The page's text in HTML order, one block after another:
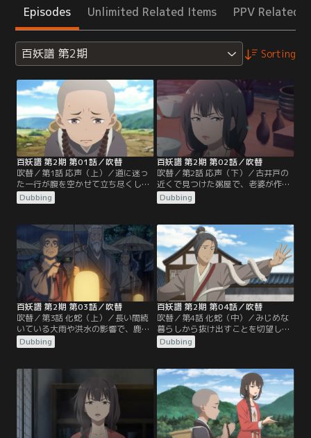
Episodes Unlimited Related Items PPV Related
百妖譜 第2期 Sorting
百妖譜 第2期 第01話／吹替
吹替／第1話 応声（上）／道に迷っ
た一行が腹を空かせて立ち尽くして
いると、突然空から落ちてきた鳥が
桃夭（とうよう）の頭を直撃する。
ん）が慌ててやってきて、獲物をぶ
つけてしまったお詫びにと町で食事
をご馳走してくれることに。町への
道中、川で人が流されていると騒ぎ
が起こっていた。
Dubbing
百妖譜 第2期 第02話／吹替
吹替／第2話 応声（下）／古井戸の
近くで見つけた粥屋で、老婆が作る
粥をほおばっていた磨牙（まが）と
柳（りゅう）公子。その様子は段々
を食べるよう要求し始める。桃夭は
手相を見ると言って老婆を隣に座ら
せると、「あなたは死んでるはず」
と言い放ち鈴を鳴らす。はじめは否
定していた老婆は次第にもがき苦し
み…。
Dubbing
百妖譜 第2期 第03話／吹替
吹替／第3話 化蛇（上）／長い間続
いている大雨や洪水の影響で、鹿門
（ろくもん）寺は浸水の危機に見舞
われていた。空明真人（くうめいし
し、僧侶たちを連れて八角井戸へと
向かう。井戸の中には、なんと人間
よりもずっと巨大な白蛇が棲みつい
ていた…。一方、桃夭たちは鹿門山
へ向かう道中にいた。山で妖怪騒ぎ
があったと聞いた桃夭は…。
Dubbing
百妖譜 第2期 第04話／吹替
吹替／第4話 化蛇（中）／みじめな
暮らしから抜け出すことを切望して
いた張二狗（ちょうじこう）。ある
日、町を追い出された張二狗は小白
く。その日から張二狗は自ら空明と
名乗るようになり、困っている人や
町を見つけては小白の力を使って救
うようになった。いつしか仙人とし
て人々から感謝され敬われるように
なった空明は…。
Dubbing